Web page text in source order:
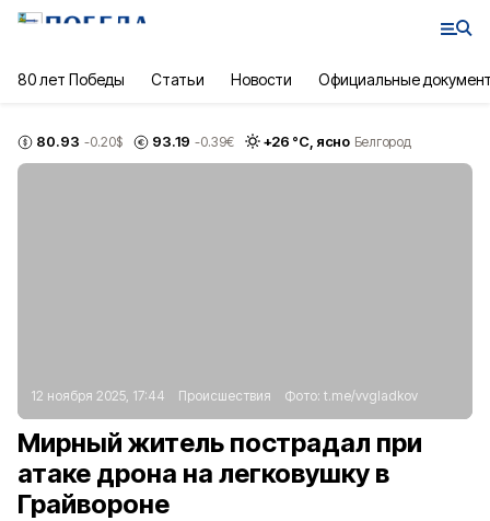
80 лет Победы Статьи Новости Официальные
80.93 -0.20$ 93.19 -0.39€ +26 °С, ясно Белгород
12 ноября 2025, 17:44 Происшествия Фото: t.me/vvgladkov
Мирный житель пострадал при
атаке дрона на легковушку в
Грайвороне